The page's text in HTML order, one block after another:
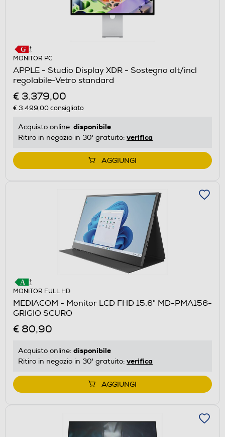
MONITOR PC
APPLE - Studio Display XDR - Sostegno alt/incl
regolabile-Vetro standard
€ 3.379,00
€ 3.499,00consigliato
Acquisto online: disponibile
Ritiro in negozio in 30' gratuito: verifica
AGGIUNGI
MONITOR FULL HD
MEDIACOM - Monitor LCD FHD 15,6" MD-PMA156-
GRIGIO SCURO
€ 80,90
Acquisto online: disponibile
Ritiro in negozio in 30' gratuito: verifica
AGGIUNGI